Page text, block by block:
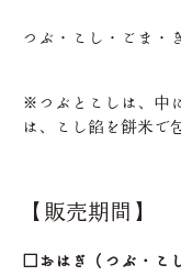
つぶ・こし・ごま・
※つぶとこしは、中
は、こし餡を餅米で
【販売期間】
□おはぎ（つぶ・こ